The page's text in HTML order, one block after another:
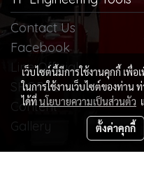
Contact Us
Facebook
Line Official
SHOPEE
Content
Gallery
เว็บไซต์นี้มีการใช้งานคุกกี้ เพื่
ในการใช้งานเว็บไซต์ของท่าน
ได้ที่นโยบายความเป็นส่วนตัว
ตั้งค่าคุกกี้